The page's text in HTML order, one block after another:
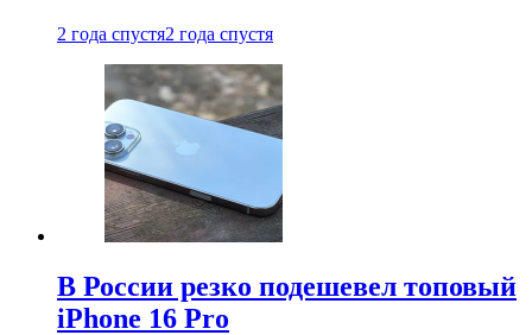
2 года спустя2 года спустя
В России резко подешевел топовый
iPhone 16 Pro